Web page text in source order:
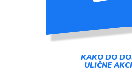
KAKO DO
ULIČNE